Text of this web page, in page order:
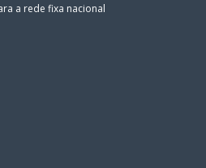
a rede fixa nacional